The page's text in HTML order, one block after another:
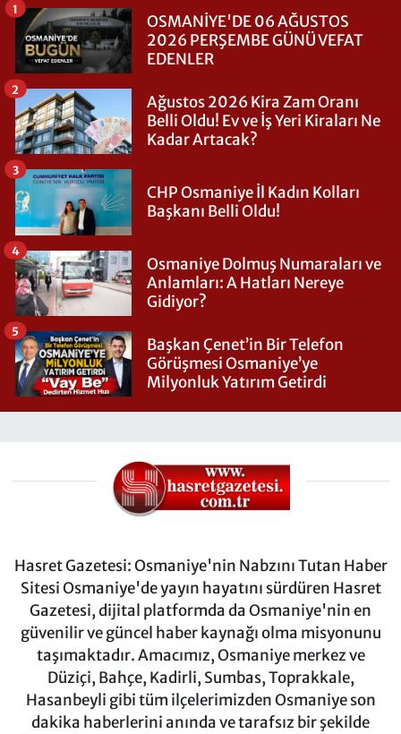
OSMANİYE'DE 06 AĞUSTOS
2026 PERŞEMBE GÜNÜ VEFAT
EDENLER
1
Ağustos 2026 Kira Zam Oranı
Belli Oldu! Ev ve İş Yeri Kiraları Ne
Kadar Artacak?
2
CHP Osmaniye İl Kadın Kolları
Başkanı Belli Oldu!
3
Osmaniye Dolmuş Numaraları ve
Anlamları: A Hatları Nereye
Gidiyor?
4
Başkan Çenet’in Bir Telefon
Görüşmesi Osmaniye’ye
Milyonluk Yatırım Getirdi
5
Hasret Gazetesi: Osmaniye'nin Nabzını Tutan Haber
Sitesi Osmaniye'de yayın hayatını sürdüren Hasret
Gazetesi, dijital platformda da Osmaniye'nin en
güvenilir ve güncel haber kaynağı olma misyonunu
taşımaktadır. Amacımız, Osmaniye merkez ve
Düziçi, Bahçe, Kadirli, Sumbas, Toprakkale,
Hasanbeyli gibi tüm ilçelerimizden Osmaniye son
dakika haberlerini anında ve tarafsız bir şekilde